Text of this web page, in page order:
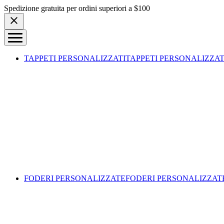
Skip to content
Spedizione gratuita per ordini superiori a $100
TAPPETI PERSONALIZZATITAPPETI
FODERI PERSONALIZZATEFODERI